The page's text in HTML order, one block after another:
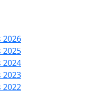
2026
2025
2024
2023
2022